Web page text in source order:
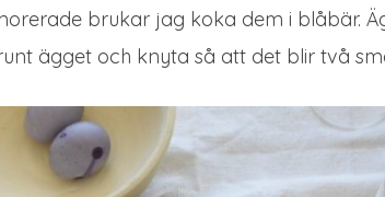
brukar jag koka dem i blåbär.
ägget och knyta så att det blir två